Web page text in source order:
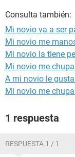
puede ser por la
suficiente para
me veo de
momento, fue una
Consulta también:
Mi novio va a ser
Mi novio me
Mi novio la tiene
Mi novio me
A mi novio le
Mi novio me
1 respuesta
RESPUESTA 1 / 1